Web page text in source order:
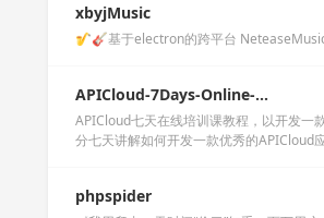
xbyjMusic
🎷🎸基于electron的跨平台
APICloud-7Days-Online-...
APICloud七天在线培训课教程，以开发一
分七天讲解如何开发一款优秀的APICloud
phpspider